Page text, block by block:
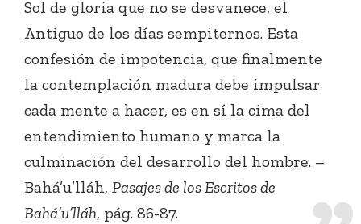
Sol de gloria que no se desvanece, el
Antiguo de los días sempiternos. Esta
confesión de impotencia, que finalmente
la contemplación madura debe impulsar
cada mente a hacer, es en sí la cima del
entendimiento humano y marca la
culminación del desarrollo del hombre. –
Bahá’u’lláh, Pasajes de los Escritos de
Bahá’u’lláh, pág. 86-87.